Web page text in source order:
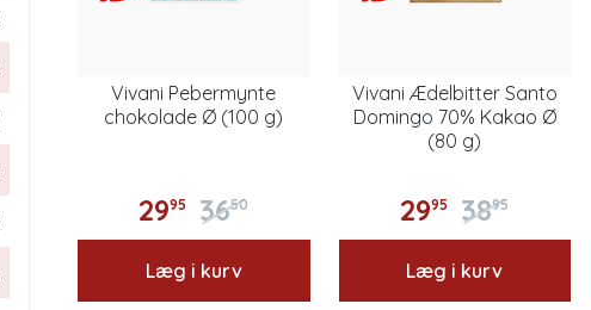
Vivani Pebermynte
chokolade Ø (100 g)
2995 3650
Læg i kurv
Vivani Ædelbitter Santo
Domingo 70% Kakao Ø
(80 g)
2995 3895
Læg i kurv